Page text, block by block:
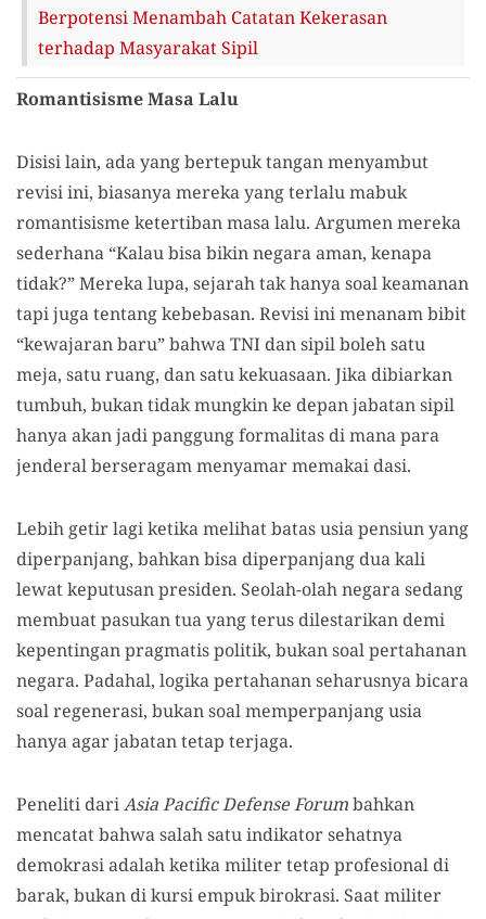
Berpotensi Menambah Catatan Kekerasan
terhadap Masyarakat Sipil
Romantisisme Masa Lalu
Disisi lain, ada yang bertepuk tangan menyambut
revisi ini, biasanya mereka yang terlalu mabuk
romantisisme ketertiban masa lalu. Argumen mereka
sederhana “Kalau bisa bikin negara aman, kenapa
tidak?” Mereka lupa, sejarah tak hanya soal keamanan
tapi juga tentang kebebasan. Revisi ini menanam bibit
“kewajaran baru” bahwa TNI dan sipil boleh satu
meja, satu ruang, dan satu kekuasaan. Jika dibiarkan
tumbuh, bukan tidak mungkin ke depan jabatan sipil
hanya akan jadi panggung formalitas di mana para
jenderal berseragam menyamar memakai dasi.
Lebih getir lagi ketika melihat batas usia pensiun yang
diperpanjang, bahkan bisa diperpanjang dua kali
lewat keputusan presiden. Seolah-olah negara sedang
membuat pasukan tua yang terus dilestarikan demi
kepentingan pragmatis politik, bukan soal pertahanan
negara. Padahal, logika pertahanan seharusnya bicara
soal regenerasi, bukan soal memperpanjang usia
hanya agar jabatan tetap terjaga.
Peneliti dariAsia Pacific Defense Forumbahkan
mencatat bahwa salah satu indikator sehatnya
demokrasi adalah ketika militer tetap profesional di
barak, bukan di kursi empuk birokrasi. Saat militer